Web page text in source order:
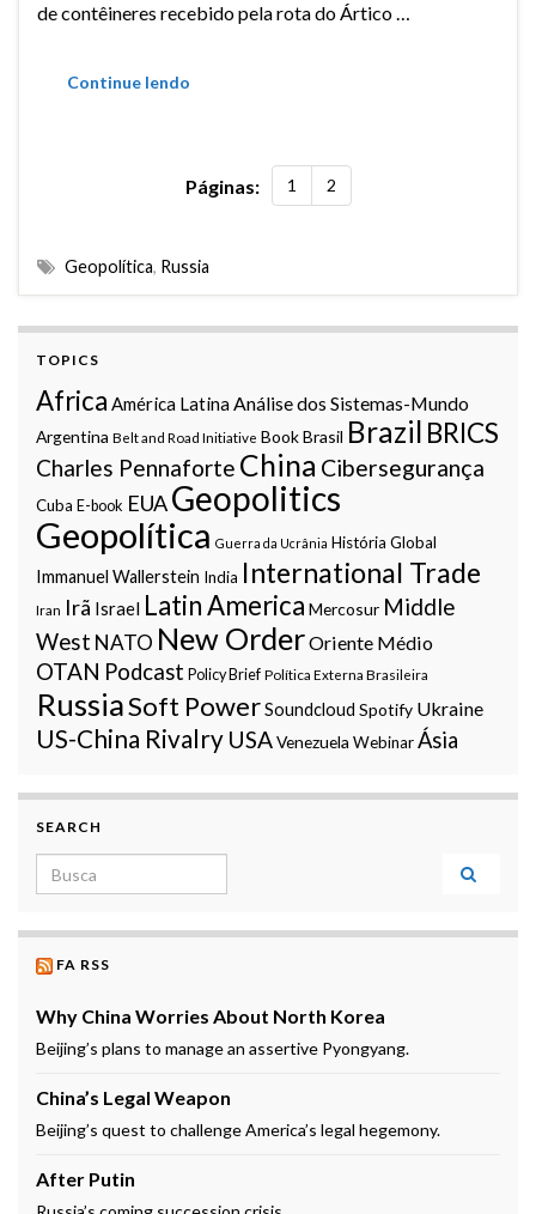
de contêineres recebido pela rota do Ártico …
Continue lendo
Páginas: 1 2
Geopolítica, Russia
TOPICS
Africa América LatinaAnálise dos Sistemas-Mundo
Argentina Belt and Road Initiative BookBrasil Brazil BRICS
Charles Pennaforte China Cibersegurança
Cuba E-book EUAGeopolitics
Geopolítica Guerra da Ucrânia História Global
Immanuel Wallerstein India International Trade
Iran Irã Israel Latin America Mercosur Middle
West NATO New OrderOriente Médio
OTAN Podcast Policy Brief Política Externa Brasileira
RussiaSoft PowerSoundcloud Spotify Ukraine
US-China Rivalry USAVenezuela WebinarÁsia
SEARCH
Search for:
FA RSS
Why China Worries About North Korea
Beijing’s plans to manage an assertive Pyongyang.
China’s Legal Weapon
Beijing’s quest to challenge America’s legal hegemony.
After Putin